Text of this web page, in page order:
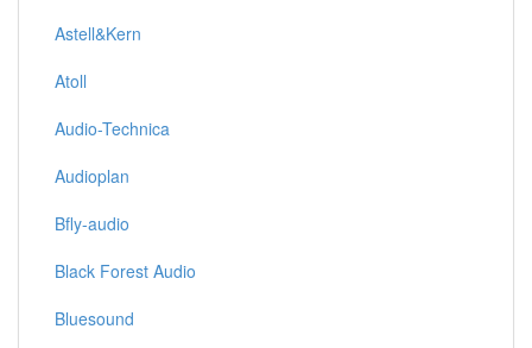
Astell&Kern
Atoll
Audio-Technica
Audioplan
Bfly-audio
Black Forest Audio
Bluesound